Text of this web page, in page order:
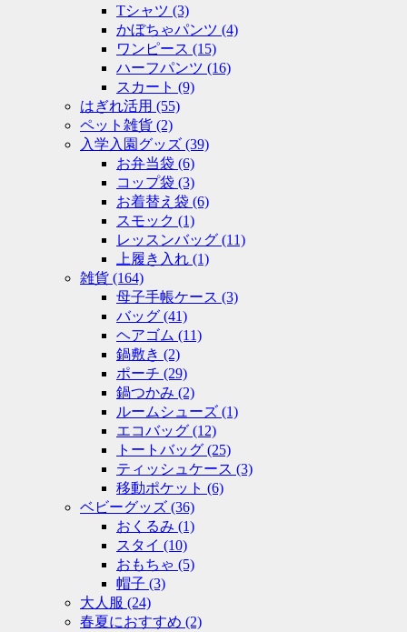
Tシャツ (3)
かぼちゃパンツ (4)
ワンピース (15)
ハーフパンツ (16)
スカート (9)
はぎれ活用 (55)
ペット雑貨 (2)
入学入園グッズ (39)
お弁当袋 (6)
コップ袋 (3)
お着替え袋 (6)
スモック (1)
レッスンバッグ (11)
上履き入れ (1)
雑貨 (164)
母子手帳ケース (3)
バッグ (41)
ヘアゴム (11)
鍋敷き (2)
ポーチ (29)
鍋つかみ (2)
ルームシューズ (1)
エコバッグ (12)
トートバッグ (25)
ティッシュケース (3)
移動ポケット (6)
ベビーグッズ (36)
おくるみ (1)
スタイ (10)
おもちゃ (5)
帽子 (3)
大人服 (24)
春夏におすすめ (2)